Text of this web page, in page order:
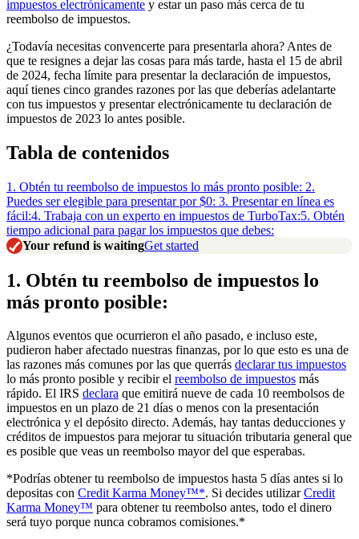
impuestos electrónicamente y estar un paso más cerca de tu
reembolso de impuestos.
¿Todavía necesitas convencerte para presentarla ahora? Antes de
que te resignes a dejar las cosas para más tarde, hasta el 15 de abril
de 2024, fecha límite para presentar la declaración de impuestos,
aquí tienes cinco grandes razones por las que deberías adelantarte
con tus impuestos y presentar electrónicamente tu declaración de
impuestos de 2023 lo antes posible.
Tabla de contenidos
1. Obtén tu reembolso de impuestos lo más pronto posible: 2.
Puedes ser elegible para presentar por $0: 3. Presentar en línea es
fácil:4. Trabaja con un experto en impuestos de TurboTax:5. Obtén
tiempo adicional para pagar los impuestos que debes:
Your refund is waitingGet started
1. Obtén tu reembolso de impuestos lo
más pronto posible:
Algunos eventos que ocurrieron el año pasado, e incluso este,
pudieron haber afectado nuestras finanzas, por lo que esto es una de
las razones más comunes por las que querrás declarar tus impuestos
lo más pronto posible y recibir el reembolso de impuestos más
rápido. El IRS declara que emitirá nueve de cada 10 reembolsos de
impuestos en un plazo de 21 días o menos con la presentación
electrónica y el depósito directo. Además, hay tantas deducciones y
créditos de impuestos para mejorar tu situación tributaria general que
es posible que veas un reembolso mayor del que esperabas.
*Podrías obtener tu reembolso de impuestos hasta 5 días antes si lo
depositas con Credit Karma Money™*. Si decides utilizarCredit
Karma Money™ para obtener tu reembolso antes, todo el dinero
será tuyo porque nunca cobramos comisiones.*